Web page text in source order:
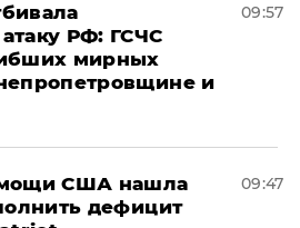
РФ: ГСЧС
мирных
и
09:57
США нашла
дефицит
09:47